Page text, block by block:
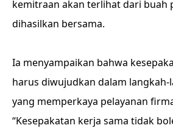
kemitraan akan terlihat dari buah
dihasilkan bersama.
Ia menyampaikan bahwa
harus diwujudkan dalam
yang memperkaya pelayanan
“Kesepakatan kerja sama tidak